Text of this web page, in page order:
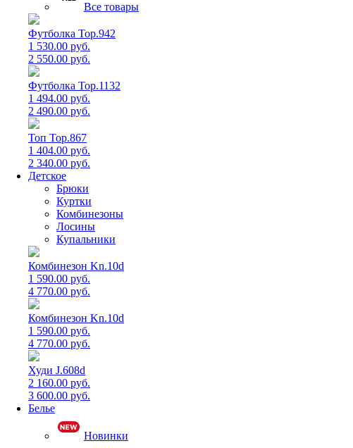
Все товары
Футболка Top.942
1 530.00 руб.
2 550.00 руб.
Футболка Top.1132
1 494.00 руб.
2 490.00 руб.
Топ Top.867
1 404.00 руб.
2 340.00 руб.
Детское
Брюки
Куртки
Комбинезоны
Лосины
Купальники
Комбинезон Kn.10d
1 590.00 руб.
4 770.00 руб.
Комбинезон Kn.10d
1 590.00 руб.
4 770.00 руб.
Худи J.608d
2 160.00 руб.
3 600.00 руб.
Белье
Новинки